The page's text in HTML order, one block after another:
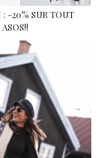
-20% SUR TOUT
ASOS!!